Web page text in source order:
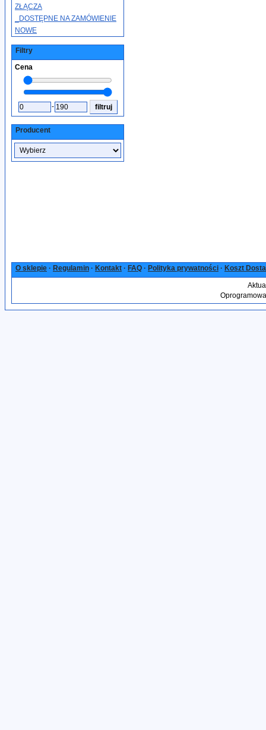
ZŁĄCZA
_DOSTĘPNE NA ZAMÓWIENIE
NOWE
Filtry
Cena
-
Producent
O sklepie · Regulamin · Kontakt · FAQ · Polityka prywatności · Koszt